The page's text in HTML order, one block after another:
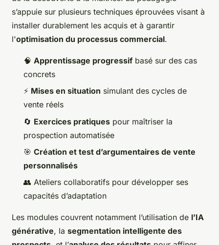
s’appuie sur plusieurs techniques éprouvées visant à
installer durablement les acquis et à garantir
l'optimisation du processus commercial.
🧠 Apprentissage progressif basé sur des cas
concrets
⚡ Mises en situation simulant des cycles de
vente réels
🔄 Exercices pratiques pour maîtriser la
prospection automatisée
🎯 Création et test d’argumentaires de vente
personnalisés
👥 Ateliers collaboratifs pour développer ses
capacités d’adaptation
Les modules couvrent notamment l’utilisation de l’IA
générative, la segmentation intelligente des